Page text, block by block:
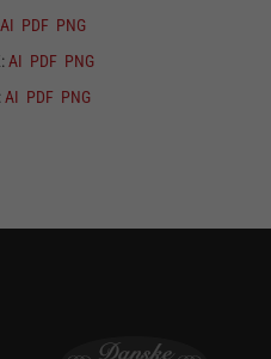
AI PDF PNG
AI PDF PNG
AI PDF PNG